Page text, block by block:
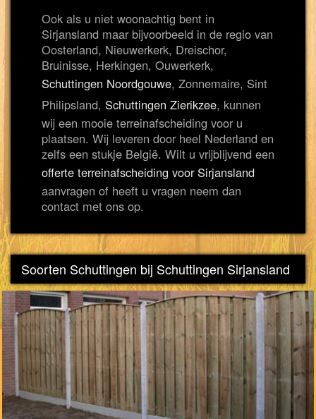
Ook als u niet woonachtig bent in
Sirjansland maar bijvoorbeeld in de regio van
Oosterland, Nieuwerkerk, Dreischor,
Bruinisse, Herkingen, Ouwerkerk,
Schuttingen Noordgouwe, Zonnemaire, Sint
Philipsland, Schuttingen Zierikzee, kunnen
wij een mooie terreinafscheiding voor u
plaatsen. Wij leveren door heel Nederland en
zelfs een stukje België. Wilt u vrijblijvend een
offerte terreinafscheiding voor Sirjansland
aanvragen of heeft u vragen neem dan
contact met ons op.
Soorten Schuttingen bij Schuttingen Sirjansland